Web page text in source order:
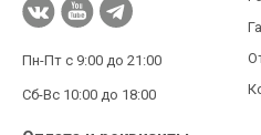
Пн-Пт с 9:00 до 21:00
Сб-Вс 10:00 до 18:00